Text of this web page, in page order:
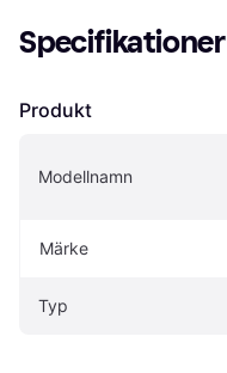
Specifikationer
Produkt
Modellnamn
Märke
Typ